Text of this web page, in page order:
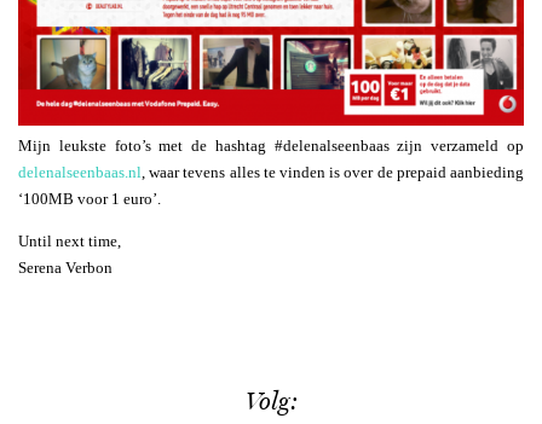
Mijn leukste foto’s met de hashtag #delenalseenbaas zijn verzameld op
delenalseenbaas.nl, waar tevens alles te vinden is over de prepaid aanbieding
‘100MB voor 1 euro’.
Until next time,
Serena Verbon
Volg: